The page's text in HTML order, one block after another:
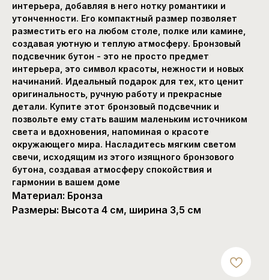
интерьера, добавляя в него нотку романтики и
утонченности. Его компактный размер позволяет
разместить его на любом столе, полке или камине,
создавая уютную и теплую атмосферу. Бронзовый
подсвечник бутон - это не просто предмет
интерьера, это символ красоты, нежности и новых
начинаний. Идеальный подарок для тех, кто ценит
оригинальность, ручную работу и прекрасные
детали. Купите этот бронзовый подсвечник и
позвольте ему стать вашим маленьким источником
света и вдохновения, напоминая о красоте
окружающего мира. Насладитесь мягким светом
свечи, исходящим из этого изящного бронзового
бутона, создавая атмосферу спокойствия и
гармонии в вашем доме
Материал: Бронза
Размеры: Высота 4 см, ширина 3,5 см